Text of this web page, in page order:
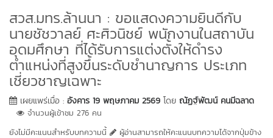
สวส.มทร.ล้านนา : ขอแสดงความยินดีกับ
นายชัชวาลย์ ศะศิวนิชย์ พนักงานในสถาบัน
อุดมศึกษา ที่ได้รับการแต่งตั้งให้ดำรง
ตำแหน่งที่สูงขึ้นระดับชำนาญการ ประเภท
เชี่ยวชาญเฉพาะ
เผยแพร่เมื่อ : อังคาร 19 พฤษภาคม 2569 โดย ณัฏฐ์พัฒน์ คนมีฉลาด
จำนวนผู้เข้าชม 276 คน
ยังไม่มีคะแนนสำหรับบทความนี้
ผู้อ่านสามารถให้คะแนนบทความได้จากปุ่มข้าง